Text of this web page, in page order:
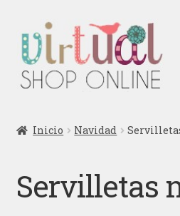
la
navegación
al
contenido
Contactar
Inicio Navidad
Servilletas